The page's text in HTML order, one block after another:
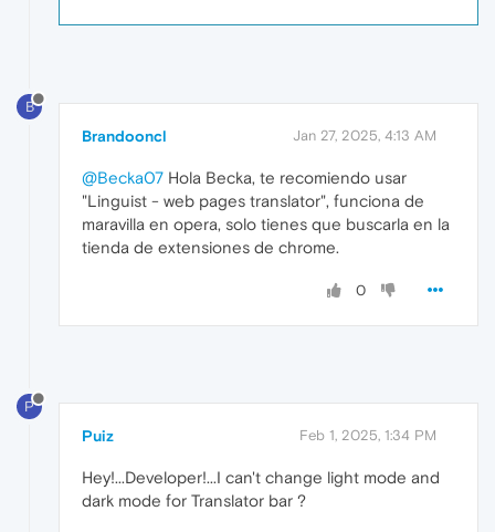
B
Brandooncl Jan 27, 2025, 4:13 AM
@Becka07 Hola Becka, te recomiendo usar
"Linguist - web pages translator", funciona de
maravilla en opera, solo tienes que buscarla en la
tienda de extensiones de chrome.
0
P
Puiz Feb 1, 2025, 1:34 PM
Hey!...Developer!...I can't change light mode and
dark mode for Translator bar ?